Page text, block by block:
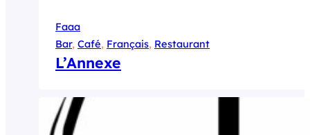
Faaa
Bar, Café, Français, Restaurant
L’Annexe